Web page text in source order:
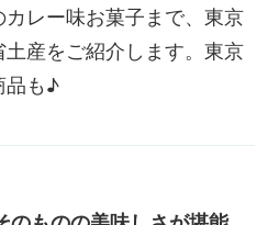
レー味お菓子まで、東京
産をご紹介します。東京
品も♪